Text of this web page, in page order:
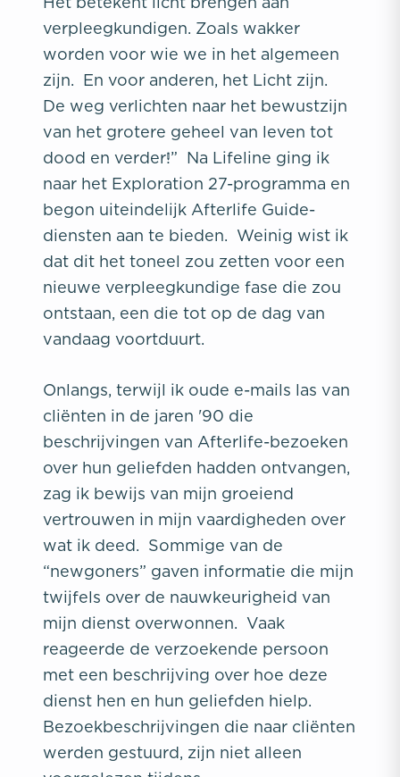
verpleegkundigen. Zoals wakker
worden voor wie we in het algemeen
zijn. En voor anderen, het Licht zijn.
De weg verlichten naar het bewustzijn
van het grotere geheel van leven tot
dood en verder!”
Na Lifeline ging ik
naar het Exploration 27-programma en
begon uiteindelijk Afterlife Guide-
diensten aan te bieden. Weinig wist ik
dat dit het toneel zou zetten voor een
nieuwe verpleegkundige fase die zou
ontstaan, een die tot op de dag van
vandaag voortduurt.
Onlangs, terwijl ik oude e-mails las van
cliënten in de jaren '90 die
beschrijvingen van Afterlife-bezoeken
over hun geliefden hadden ontvangen,
zag ik bewijs van mijn groeiend
vertrouwen in mijn vaardigheden over
wat ik deed. Sommige van de
“newgoners” gaven informatie die mijn
twijfels over de nauwkeurigheid van
mijn dienst overwonnen. Vaak
reageerde de verzoekende persoon
met een beschrijving over hoe deze
dienst hen en hun geliefden hielp.
Bezoekbeschrijvingen die naar cliënten
werden gestuurd, zijn niet alleen